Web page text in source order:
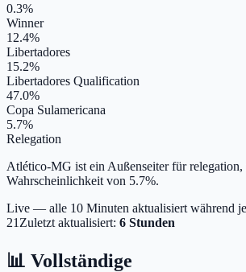
0.3%
Winner
12.4%
Libertadores
15.2%
Libertadores Qualification
47.0%
Copa Sulamericana
5.7%
Relegation
Atlético-MG ist ein Außenseiter für relegation,
Wahrscheinlichkeit von 5.7%.
Live — alle 10 Minuten aktualisiert während
21 Zuletzt aktualisiert: 6 Stunden
📊 Vollständige